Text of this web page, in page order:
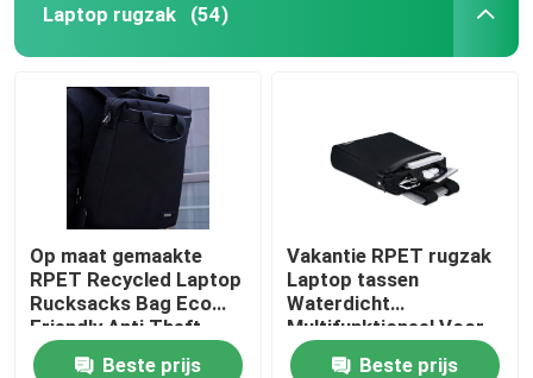
Laptop rugzak (54)
Op maat gemaakte
RPET Recycled Laptop
Rucksacks Bag Eco
Friendly Anti Theft
Beste prijs
Vakantie RPET rugzak
Laptop tassen
Waterdicht
Multifunktioneel Voor
sport buiten
Beste prijs